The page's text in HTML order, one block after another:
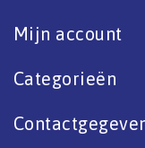
Mijn account
Categorieën